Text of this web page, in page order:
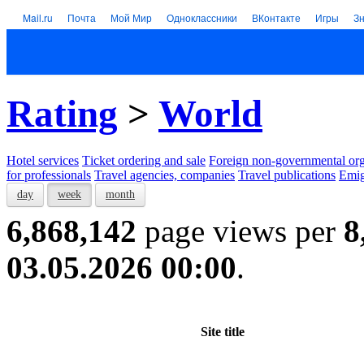
Mail.ru Почта Мой Мир Одноклассники ВКонтакте Игры
Rating > World
Hotel services Тicket ordering and sale Foreign non-governmental
for professionals Travel agencies, companies Travel publications
day week month
6,868,142 page views per
03.05.2026 00:00.
Site title